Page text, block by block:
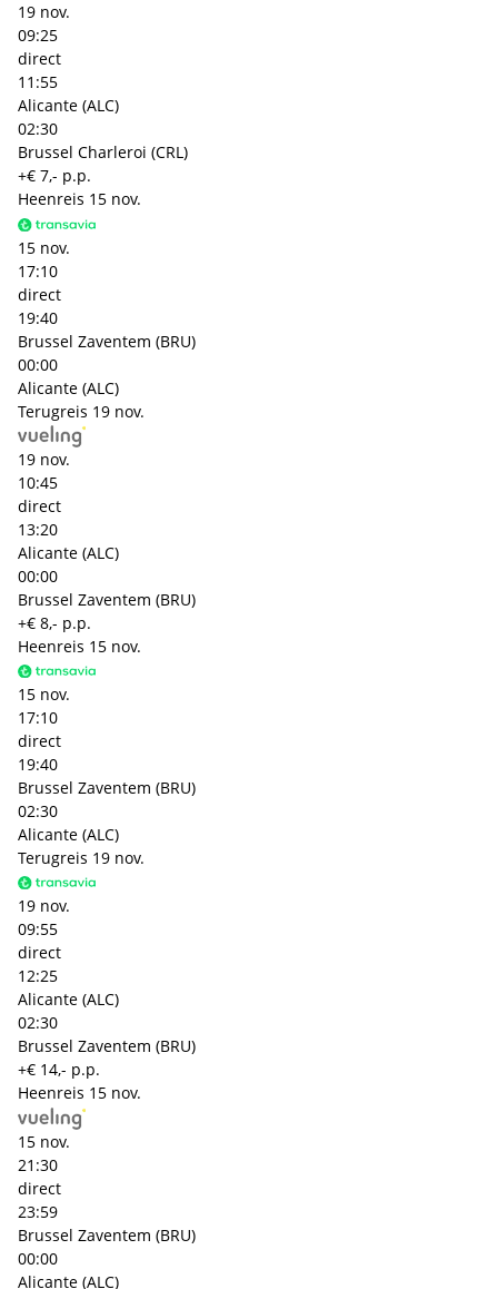
19 nov.
09:25
direct
11:55
Alicante (ALC)
02:30
Brussel Charleroi (CRL)
+€ 7,- p.p.
Heenreis 15 nov.
15 nov.
17:10
direct
19:40
Brussel Zaventem (BRU)
00:00
Alicante (ALC)
Terugreis 19 nov.
19 nov.
10:45
direct
13:20
Alicante (ALC)
00:00
Brussel Zaventem (BRU)
+€ 8,- p.p.
Heenreis 15 nov.
15 nov.
17:10
direct
19:40
Brussel Zaventem (BRU)
02:30
Alicante (ALC)
Terugreis 19 nov.
19 nov.
09:55
direct
12:25
Alicante (ALC)
02:30
Brussel Zaventem (BRU)
+€ 14,- p.p.
Heenreis 15 nov.
15 nov.
21:30
direct
23:59
Brussel Zaventem (BRU)
00:00
Alicante (ALC)